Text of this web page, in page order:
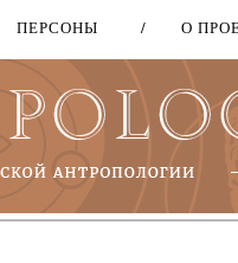
ПЕРСОНЫ О